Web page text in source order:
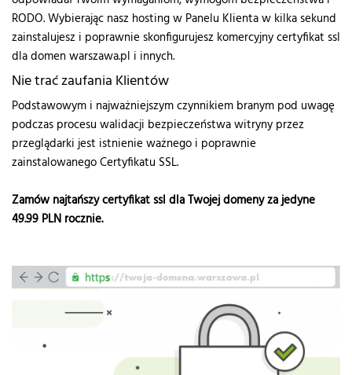
RODO. Wybierając nasz hosting w Panelu Klienta w kilka sekund
zainstalujesz i poprawnie skonfigurujesz komercyjny certyfikat ssl
dla domen warszawa.pl i innych.
Nie trać zaufania Klientów
Podstawowym i najważniejszym czynnikiem branym pod uwagę
podczas procesu walidacji bezpieczeństwa witryny przez
przeglądarki jest istnienie ważnego i poprawnie
zainstalowanego Certyfikatu SSL.
Zamów najtańszy certyfikat ssl dla Twojej domeny za jedyne
49.99 PLN rocznie.